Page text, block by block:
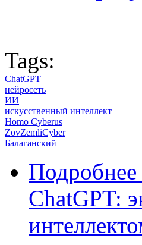
Tags:
ChatGPT
нейросеть
ИИ
искусственный интеллект
Homo Cyberus
ZovZemliCyber
Балаганский
Подробнее
ChatGPT: